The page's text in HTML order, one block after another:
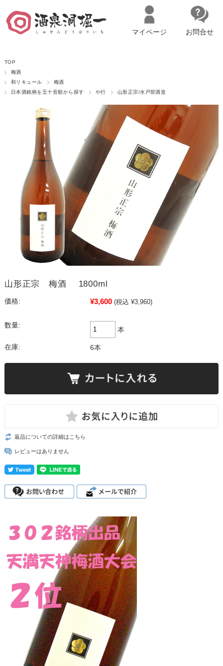
マイページ お問合せ
TOP
梅酒
和リキュール
梅酒
日本酒銘柄を五十音順から探す
や行 山形正宗/水戸部酒造
山形正宗 梅酒 1800ml
価格: ¥3,600 (税込 ¥3,960)
数量:
本
在庫: 6本
返品についての詳細はこちら
レビューはありません